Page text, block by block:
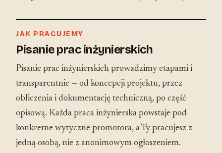
JAK PRACUJEMY
Pisanie prac inżynierskich
Pisanie prac inżynierskich prowadzimy etapami i
transparentnie — od koncepcji projektu, przez
obliczenia i dokumentację techniczną, po część
opisową. Każda praca inżynierska powstaje pod
konkretne wytyczne promotora, a Ty pracujesz z
jedną osobą, nie z anonimowym ogłoszeniem.